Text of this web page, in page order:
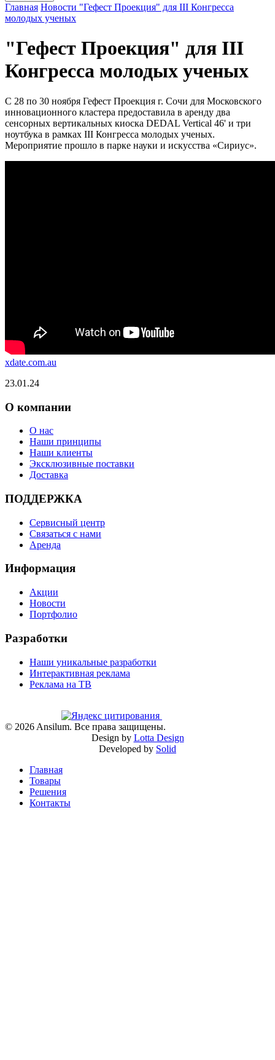
Главная Новости "Гефест Проекция" для III Конгресса
молодых ученых
"Гефест Проекция" для III
Конгресса молодых ученых
С 28 по 30 ноября Гефест Проекция г. Сочи для Московского
инновационного кластера предоставила в аренду два
сенсорных вертикальных киоска DEDAL Vertical 46' и три
ноутбука в рамках III Конгресса молодых ученых.
Мероприятие прошло в парке науки и искусства «Сириус».
xdate.com.au
23.01.24
О компании
О нас
Наши принципы
Наши клиенты
Эксклюзивные поставки
Доставка
ПОДДЕРЖКА
Сервисный центр
Связаться с нами
Аренда
Информация
Акции
Новости
Портфолио
Разработки
Наши уникальные разработки
Интерактивная реклама
Реклама на ТВ
© 2026 Ansilum. Все права защищены.
Design by Lotta Design
Developed by Solid
Главная
Товары
Решения
Контакты